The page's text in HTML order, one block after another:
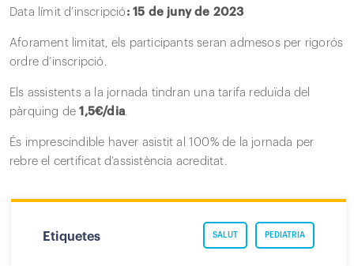
Data límit d’inscripció : 15 de juny de 2023
Aforament limitat, els participants seran admesos per rigorós
ordre d’inscripció.
Els assistents a la jornada tindran una tarifa reduïda del
pàrquing de1,5€/dia.
És imprescindible haver asistit al 100% de la jornada per
rebre el certificat d’assistència acreditat.
Etiquetes PEDIATRIA
SALUT